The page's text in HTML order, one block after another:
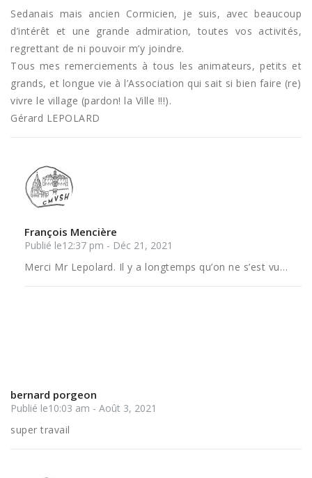
Sedanais mais ancien Cormicien, je suis, avec beaucoup
d’intérêt et une grande admiration, toutes vos activités,
regrettant de ni pouvoir m’y joindre.
Tous mes remerciements à tous les animateurs, petits et
grands, et longue vie à l’Association qui sait si bien faire (re)
vivre le village (pardon! la Ville !!!).
Gérard LEPOLARD
François Mencière
Publié le12:37 pm - Déc 21, 2021
Merci Mr Lepolard. Il y a longtemps qu’on ne s’est vu…
bernard porgeon
Publié le10:03 am - Août 3, 2021
super travail